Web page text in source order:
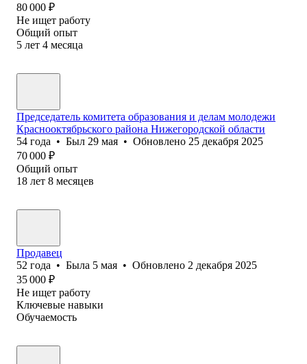
80 000 ₽
Не ищет работу
Общий опыт
5 лет 4 месяца
Председатель комитета образования и делам молодежи
Краснооктябрьского района Нижегородской области
54 года • Был 29 мая • Обновлено 25 декабря 2025
70 000 ₽
Общий опыт
18 лет 8 месяцев
Продавец
52 года • Была 5 мая • Обновлено 2 декабря 2025
35 000 ₽
Не ищет работу
Ключевые навыки
Обучаемость